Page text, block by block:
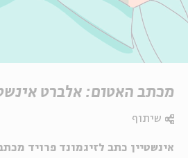
מכתב האטום: אלברט
אינשטיין כתב לזיגמונד פרויד
שיתוף